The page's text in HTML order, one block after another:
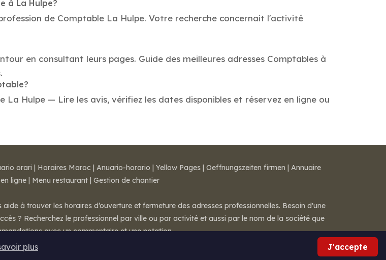
à La Hulpe?
de Comptable La Hulpe. Votre recherche concernait l'activité
en consultant leurs pages. Guide des meilleures adresses Comptables à
La Hulpe — Lire les avis, vérifiez les dates disponibles et réservez en ligne ou
plus J'accepte
orari | Horaires Maroc | Anuario-horario | Yellow Pages | Oeffnungszeiten firmen | Annuaire
ligne | Menu restaurant | Gestion de chantier
à trouver les horaires d’ouverture et fermeture des adresses professionnelles. Besoin d'une
? Recherchez le professionnel par ville ou par activité et aussi par le nom de la société que
avec un commentaire et une notation.